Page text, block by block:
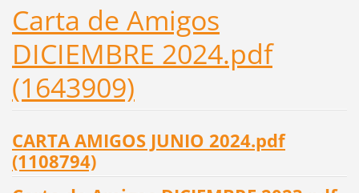
Carta de Amigos
DICIEMBRE 2024.pdf
(1643909)
CARTA AMIGOS JUNIO 2024.pdf
(1108794)